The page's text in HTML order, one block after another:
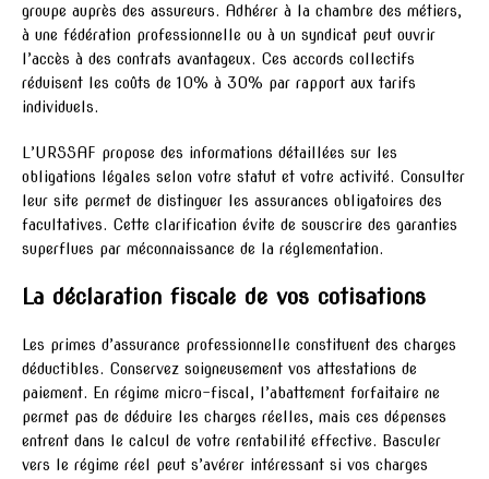
groupe auprès des assureurs. Adhérer à la chambre des métiers,
à une fédération professionnelle ou à un syndicat peut ouvrir
l’accès à des contrats avantageux. Ces accords collectifs
réduisent les coûts de 10% à 30% par rapport aux tarifs
individuels.
L’URSSAF propose des informations détaillées sur les
obligations légales selon votre statut et votre activité. Consulter
leur site permet de distinguer les assurances obligatoires des
facultatives. Cette clarification évite de souscrire des garanties
superflues par méconnaissance de la réglementation.
La déclaration fiscale de vos cotisations
Les primes d’assurance professionnelle constituent des charges
déductibles. Conservez soigneusement vos attestations de
paiement. En régime micro-fiscal, l’abattement forfaitaire ne
permet pas de déduire les charges réelles, mais ces dépenses
entrent dans le calcul de votre rentabilité effective. Basculer
vers le régime réel peut s’avérer intéressant si vos charges